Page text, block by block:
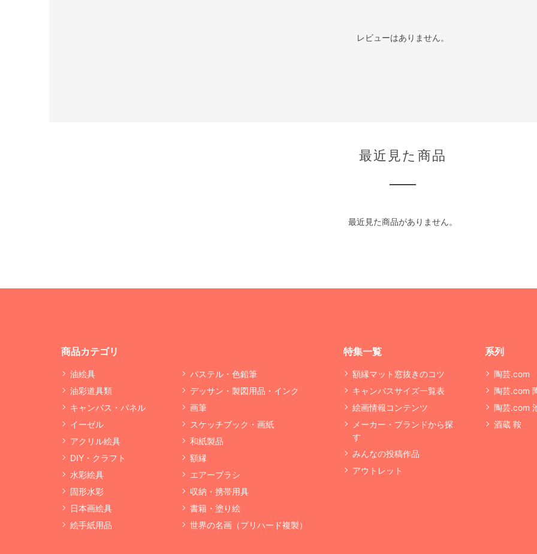
レビューはありません。
最近見た商品
最近見た商品がありません。
商品カテゴリ
油絵具
油彩道具類
キャンバス・パネル
イーゼル
アクリル絵具
DIY・クラフト
水彩絵具
固形水彩
日本画絵具
絵手紙用品
パステル・色鉛筆
デッサン・製図用品・インク
画筆
スケッチブック・画紙
和紙製品
額縁
エアーブラシ
収納・携帯用具
書籍・塗り絵
世界の名画（プリハード複製）
特集一覧
額縁マット窓抜きのコツ
キャンバスサイズ一覧表
絵画情報コンテンツ
メーカー・ブランドから探
す
みんなの投稿作品
アウトレット
系列
陶芸.com
陶芸.com
陶芸.com
酒蔵 鞍